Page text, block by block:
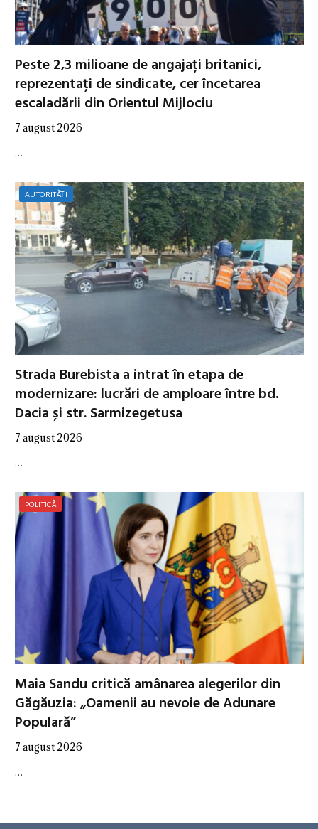
Peste 2,3 milioane de angajați britanici,
reprezentați de sindicate, cer încetarea
escaladării din Orientul Mijlociu
7 august 2026
…
AUTORITĂȚI
Strada Burebista a intrat în etapa de
modernizare: lucrări de amploare între bd.
Dacia și str. Sarmizegetusa
7 august 2026
…
POLITICĂ
Maia Sandu critică amânarea alegerilor din
Găgăuzia: „Oamenii au nevoie de Adunare
Populară”
7 august 2026
…